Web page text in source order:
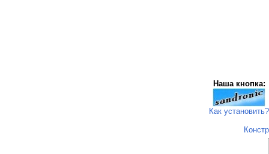
Наша кнопка:
Как установить?